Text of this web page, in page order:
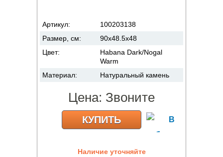
Артикул:
100203138
Размер, см:
90x48.5x48
Цвет:
Habana Dark/Nogal
Warm
Материал:
Натуральный камень
Цена: Звоните
КУПИТЬ
Наличие уточняйте